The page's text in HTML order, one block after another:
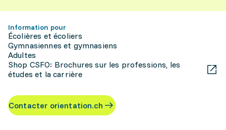
Information pour
Écolières et écoliers
Gymnasiennes et gymnasiens
Adultes
Shop CSFO: Brochures sur les professions, les
études et la carrière
Contacter orientation.ch